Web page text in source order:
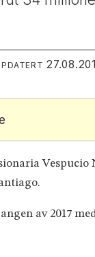
av 2017